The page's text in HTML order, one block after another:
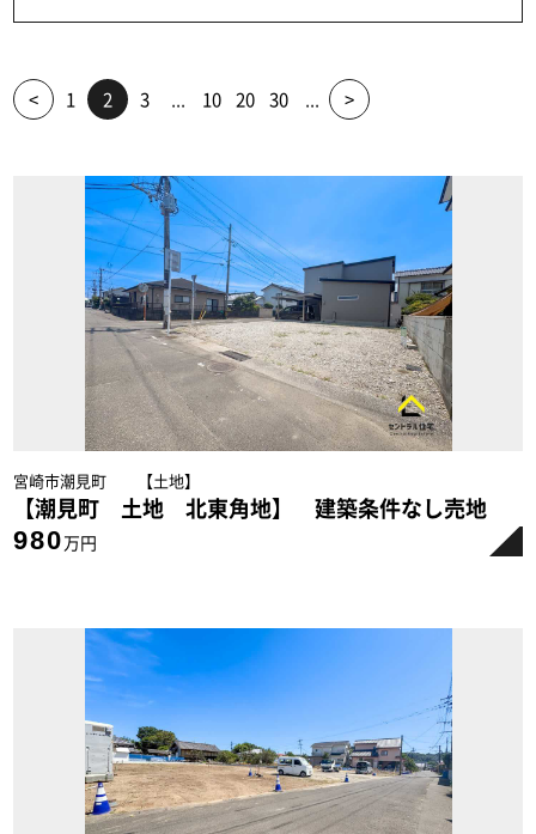
< 1 2 3 ... 10 20 30 ... >
宮崎市潮見町 【土地】
【潮見町 土地 北東角地】 建築条件なし売地
980万円